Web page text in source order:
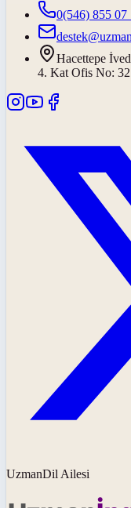
0(546) 855 07
Hacettepe
4. Kat Ofis No:
UzmanDil Ailesi